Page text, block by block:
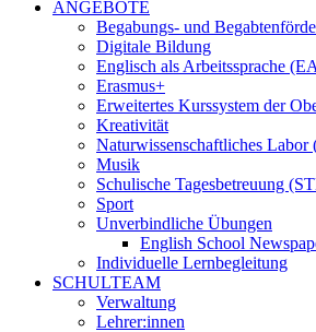
ANGEBOTE
Begabungs- und
Digitale Bildung
Englisch als Arbeitssprache
Erasmus+
Erweitertes Kurssystem der
Kreativität
Naturwissenschaftliches
Musik
Schulische Tagesbetreuung
Sport
Unverbindliche Übungen
English School
Individuelle Lernbegleitung
SCHULTEAM
Verwaltung
Lehrer:innen